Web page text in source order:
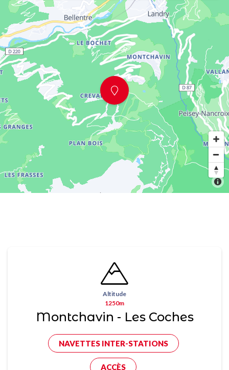
Altitude
1250m
Montchavin - Les Coches
NAVETTES INTER-STATIONS
ACCÈS